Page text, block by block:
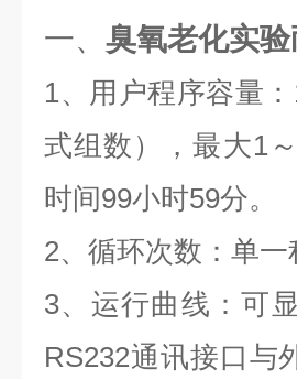
一、 臭氧老化实
1、用户程序容量
式组数），最大1
时间99小时59分。
2、循环次数：单
3、运行曲线：可
RS232通讯接口与